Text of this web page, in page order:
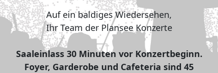
Auf ein baldiges Wiedersehen,
Ihr Team der Plansee Konzerte
Saaleinlass 30 Minuten vor Konzertbeginn.
Foyer, Garderobe und Cafeteria sind 45